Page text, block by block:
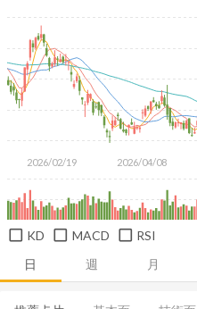
日 週 月
2026/02/19 2026/04/08
KD MACD RSI